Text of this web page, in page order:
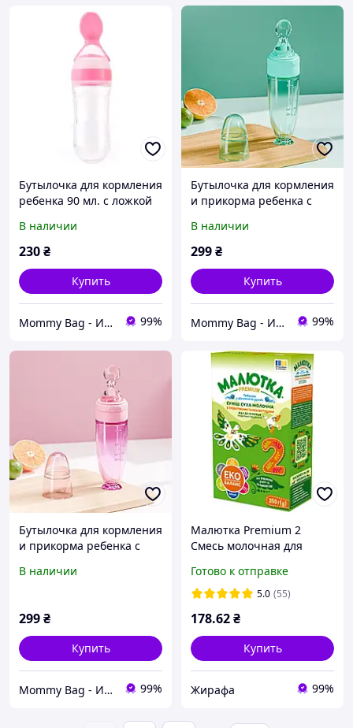
Бутылочка для кормления
ребенка 90 мл. с ложкой
прикорма
В наличии
230₴
Купить
Mommy Bag - Интернет-магазин наборов в роддом 99%
Бутылочка для кормления
и прикорма ребенка с
мятная Бутылочки для
малышей
В наличии
299₴
Купить
Mommy Bag - Интернет-магазин наборов в роддом 99%
Бутылочка для кормления
и прикорма ребенка с
розовая Бутылочки для
В наличии
299₴
Купить
Mommy Bag - Интернет-магазин наборов в роддом 99%
Малютка Premium 2
Смесь молочная для
месяцев, 350г. (Хорол)
Готово к отправке
5.0 (55)
178.62₴
Купить
Жирафа 99%